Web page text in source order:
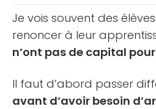
Je vois souvent des
renoncer à leur
n’ont pas de capital
Il faut d’abord passer
avant d’avoir besoin